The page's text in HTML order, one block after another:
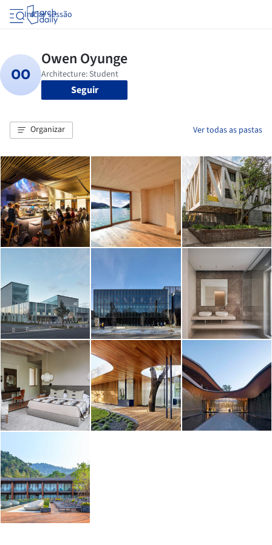
Iniciar sessão
Seguir
Organizar Ver todas as pastas